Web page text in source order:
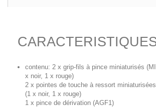
contenu: 2 x grip-fils à pince miniaturisés
x noir, 1 x rouge)
2 x pointes de touche à ressort
(1 x noir, 1 x rouge)
1 x pince de dérivation (AGF1)